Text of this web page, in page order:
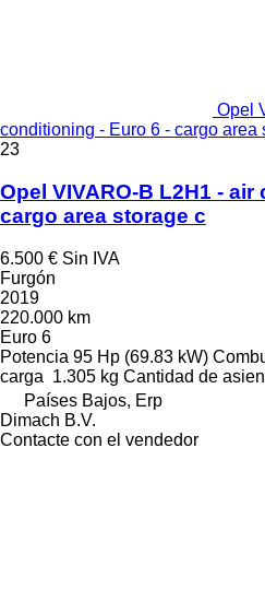
Opel
conditioning - Euro 6 - cargo area
23
Opel VIVARO-B L2H1 -
cargo area storage c
6.500 € Sin IVA
Furgón
2019
220.000 km
Euro 6
Potencia 95 Hp (69.83 kW)
carga 1.305 kg Cantidad de
Países Bajos, Erp
Dimach B.V.
Contacte con el vendedor